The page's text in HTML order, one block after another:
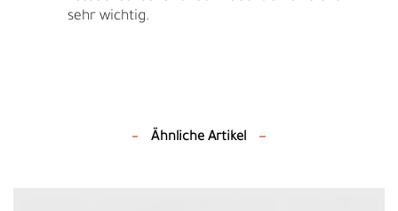
sehr wichtig.
Ähnliche Artikel